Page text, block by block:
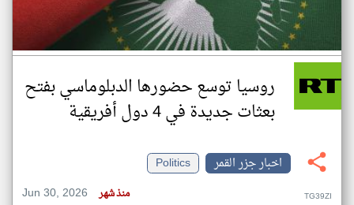
روسيا توسع حضورها الدبلوماسي بفتح
بعثات جديدة في 4 دول أفريقية
اخبار جزر القمر
Politics
Jun 30, 2026
منذ شهر TG39ZI